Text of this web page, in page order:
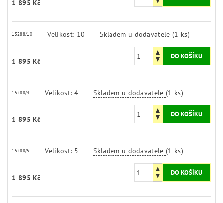
1 895 Kč
15288/10 Velikost: 10 Skladem u dodavatele(1 ks)
1 895 Kč
15288/4 Velikost: 4 Skladem u dodavatele(1 ks)
1 895 Kč
15288/5 Velikost: 5 Skladem u dodavatele(1 ks)
1 895 Kč